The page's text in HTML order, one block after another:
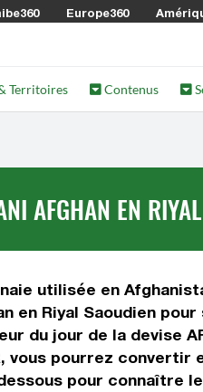
Europe360
Territoires Contenus
AFGHAN EN
utilisée en
en Riyal Saoudien
du jour de la devise
vous pourrez convertir
pour connaître